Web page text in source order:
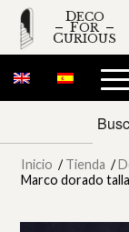
DECO
FOR
CURIOUS
Inicio / Tienda /
Marco dorado